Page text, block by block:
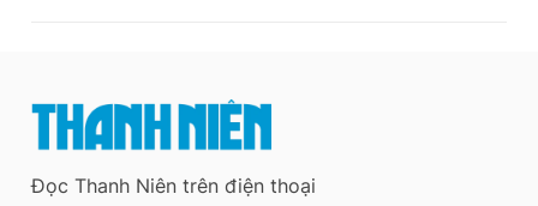
Đọc Thanh Niên trên điện thoại